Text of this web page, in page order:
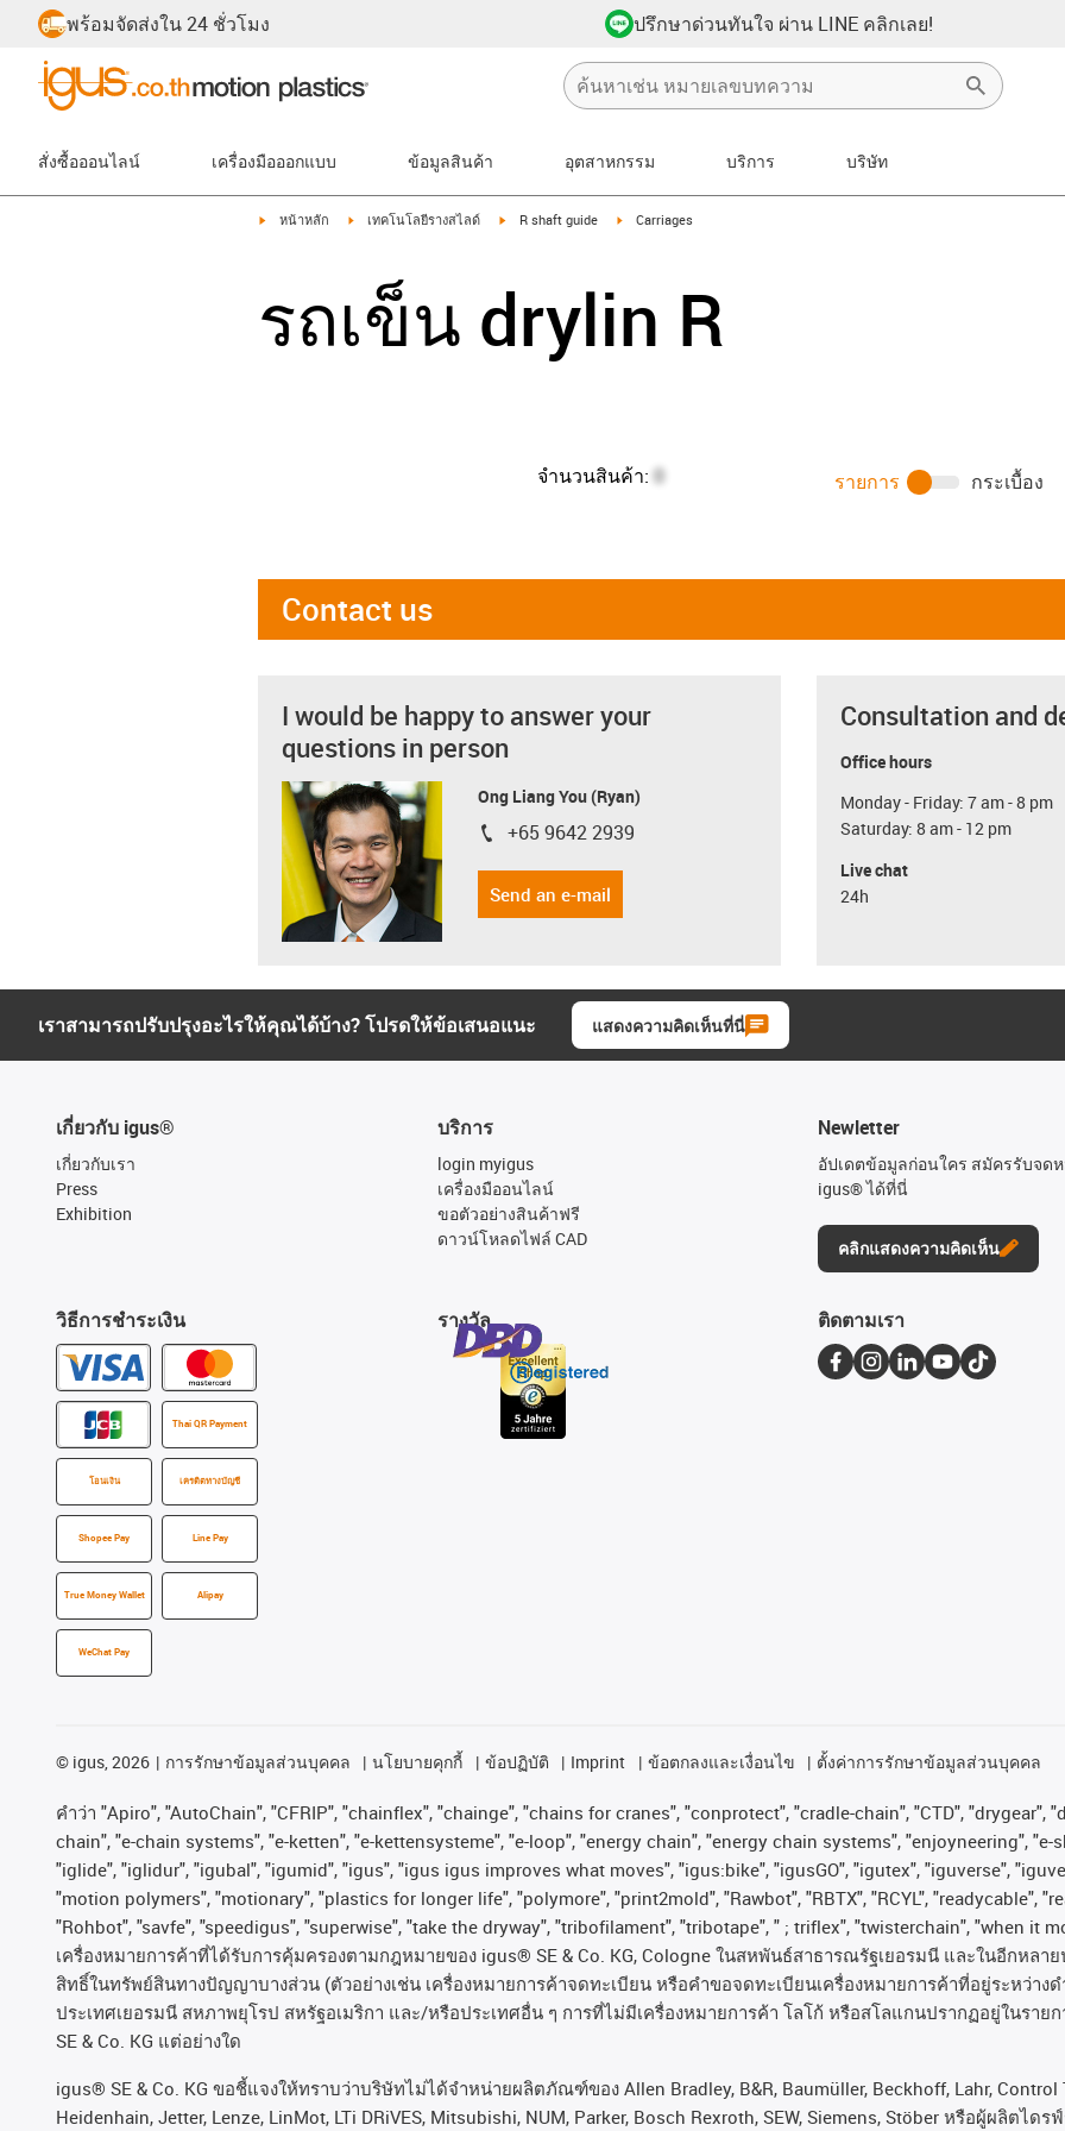
พร้อมจัดส่งใน 24 ชั่วโมง ปรึกษาด่วนทันใจ ผ่าน LINE คลิกเลย!
สั่งซื้อออนไลน์ เครื่องมือออกแบบ ข้อมูลสินค้า อุตสาหกรรม บริการ บริษัท
igus-icon-arrow-right
หน้าหลัก igus-icon-arrow-right
เทคโนโลยีรางสไลด์ igus-icon-arrow-right
R shaft guide igus-icon-arrow-right
Carriages
รถเข็น drylin R
จำนวนสินค้า: 0 รายการ กระเบื้อง
Contact us
I would be happy to answer your
questions in person
Ong Liang You (Ryan)
igus-icon-phone
+65 9642 2939
Send an e-mail
Consultation and
Office hours
Monday - Friday: 7 am - 8 pm
Saturday: 8 am - 12 pm
Live chat
24h
เราสามารถปรับปรุงอะไรให้คุณได้บ้าง? โปรดให้ข้อเสนอแนะ แสดงความคิดเห็นที่นี่
เกี่ยวกับ igus®
เกี่ยวกับเรา
Press
Exhibition
วิธีการชำระเงิน
Thai QR Payment
โอนเงิน เครดิตทางบัญชี
Shopee Pay Line Pay
True Money Wallet Alipay
WeChat Pay
บริการ
login myigus
เครื่องมืออนไลน์
ขอตัวอย่างสินค้าฟรี
ดาวน์โหลดไฟล์ CAD
รางวัล
Newletter
อัปเดตข้อมูลก่อนใคร สมัครรับจด
igus® ได้ที่นี่
คลิกแสดงความคิดเห็น
ติดตามเรา
© igus, 2026 การรักษาข้อมูลส่วนบุคคล นโยบายคุกกี้ ข้อปฏิบัติ Imprint ข้อตกลงและเงื่อนไข ตั้งค่าการรักษาข้อมูลส่วนบุคคล
คําว่า "Apiro", "AutoChain", "CFRIP", "chainflex", "chainge", "chains for cranes", "conprotect", "cradle-chain", "CTD", "drygear",
chain", "e-chain systems", "e-ketten", "e-kettensysteme", "e-loop", "energy chain", "energy chain systems", "enjoyneering", "e-
"iglide", "iglidur", "igubal", "igumid", "igus", "igus igus improves what moves", "igus:bike", "igusGO", "igutex", "iguverse",
"motion polymers", "motionary", "plastics for longer life", "polymore", "print2mold", "Rawbot", "RBTX", "RCYL", "readycable",
"Rohbot", "savfe", "speedigus", "superwise", "take the dryway", "tribofilament", "tribotape", " ; triflex", "twisterchain", "when it
เครื่องหมายการค้าที่ได้รับการคุ้มครองตามกฎหมายของ igus® SE & Co. KG, Cologne ในสหพันธ์สาธารณรัฐเยอรมนี และในอีกหลาย
สิทธิ์ในทรัพย์สินทางปัญญาบางส่วน (ตัวอย่างเช่น เครื่องหมายการค้าจดทะเบียน หรือคำขอจดทะเบียนเครื่องหมายการค้าที่อยู่ระหว่างด
ประเทศเยอรมนี สหภาพยุโรป สหรัฐอเมริกา และ/หรือประเทศอื่น ๆ การที่ไม่มีเครื่องหมายการค้า โลโก้ หรือสโลแกนปรากฏอยู่ในราย
SE & Co. KG แต่อย่างใด
igus® SE & Co. KG ขอชี้แจงให้ทราบว่าบริษัทไม่ได้จําหน่ายผลิตภัณฑ์ของ Allen Bradley, B&R, Baumüller, Beckhoff, Lahr, Control
Heidenhain, Jetter, Lenze, LinMot, LTi DRiVES, Mitsubishi, NUM, Parker, Bosch Rexroth, SEW, Siemens, Stöber หรือผู้ผลิต